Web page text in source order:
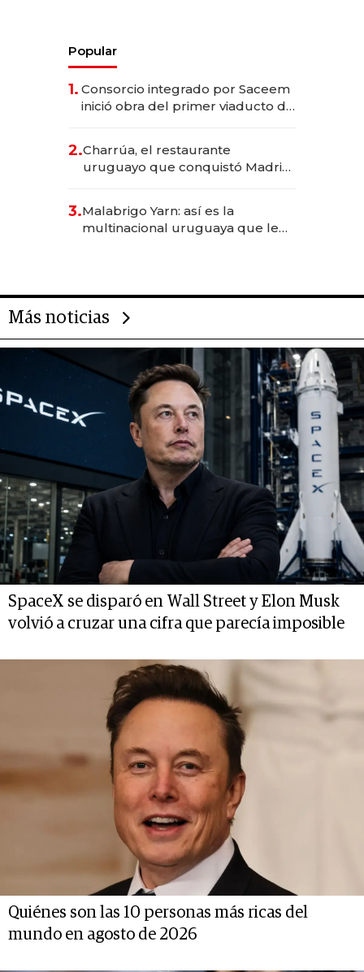
Popular
1. Consorcio integrado por Saceem
inició obra del primer viaducto de
millones
2.Charrúa, el restaurante
uruguayo que conquistó Madrid:
anticipación y prepara apertura
3.Malabrigo Yarn: así es la
multinacional uruguaya que le
Más noticias
SpaceX se disparó en Wall Street y Elon Musk
volvió a cruzar una cifra que parecía imposible
Quiénes son las 10 personas más ricas del
mundo en agosto de 2026